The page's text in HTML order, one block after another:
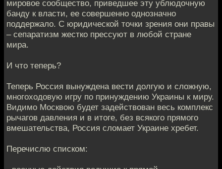
мировое сообщество, приведшее эту ублюдочную
банду к власти, ее совершенно однозначно
поддержало. С юридической точки зрения они правы
– сепаратизм жестко прессуют в любой стране
мира.
И что теперь?
Теперь Россия вынуждена вести долгую и сложную,
многоходовую игру по принуждению Украины к миру.
Видимо Москвою будет задействован весь комплекс
рычагов давления и в итоге, без всякого прямого
вмешательства, Россия сломает Украине хребет.
Перечислю списком: